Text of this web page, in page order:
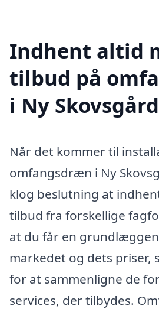
Indhent altid
tilbud på
i Ny Skovsgård
Når det kommer til
omfangsdræn i Ny
klog beslutning at
tilbud fra forskellige
at du får en
markedet og dets priser,
for at sammenligne de
services, der tilbydes.